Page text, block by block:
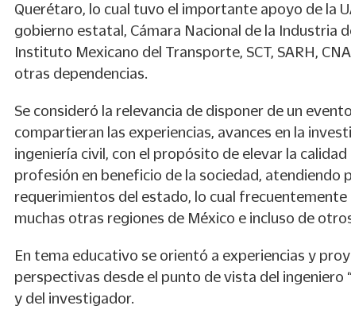
Querétaro, lo cual tuvo el importante apoyo de la
gobierno estatal, Cámara Nacional de la Industria
Instituto Mexicano del Transporte, SCT, SARH,
otras dependencias.
Se consideró la relevancia de disponer de un
compartieran las experiencias, avances en la
ingeniería civil, con el propósito de elevar la calidad
profesión en beneficio de la sociedad, atendiendo
requerimientos del estado, lo cual frecuentemente
muchas otras regiones de México e incluso de
En tema educativo se orientó a experiencias y
perspectivas desde el punto de vista del ingeniero
y del investigador.